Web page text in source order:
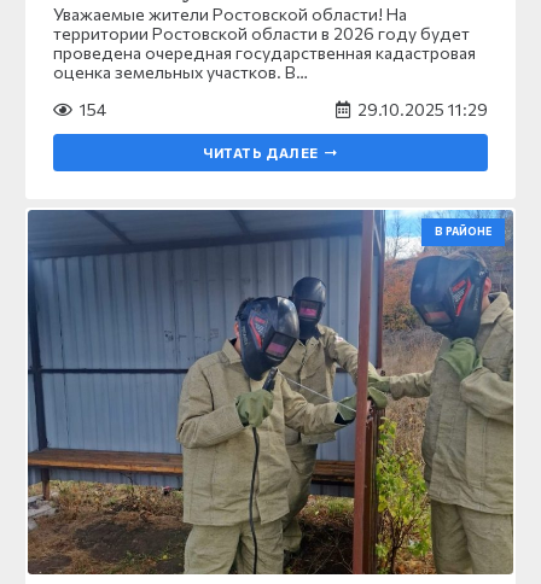
Уважаемые жители Ростовской области! На
территории Ростовской области в 2026 году будет
проведена очередная государственная кадастровая
оценка земельных участков. В…
154
29.10.2025 11:29
ЧИТАТЬ ДАЛЕЕ
В РАЙОНЕ